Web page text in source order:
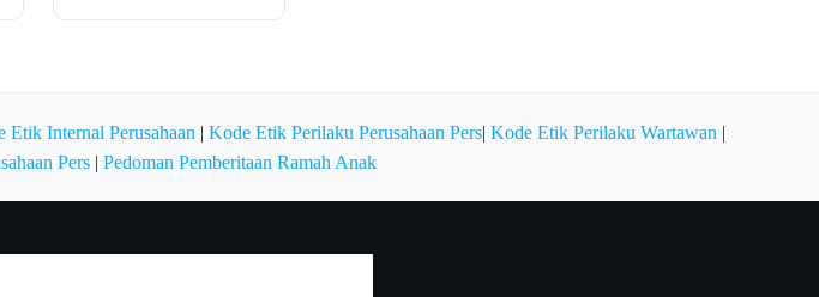
Etik Internal Perusahaan | Kode Etik Perilaku Perusahaan Pers| Kode Etik Perilaku Wartawan |
Pers| Pedoman Pemberitaan Ramah Anak